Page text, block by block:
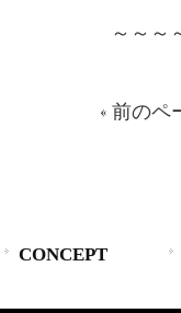
～～～
« 前のペ
CONCEPT